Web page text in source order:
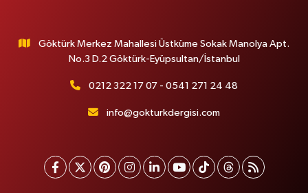
Göktürk Merkez Mahallesi Üstküme Sokak Manolya Apt.
No.3 D.2 Göktürk-Eyüpsultan/İstanbul
0212 322 17 07 - 0541 271 24 48
info@gokturkdergisi.com